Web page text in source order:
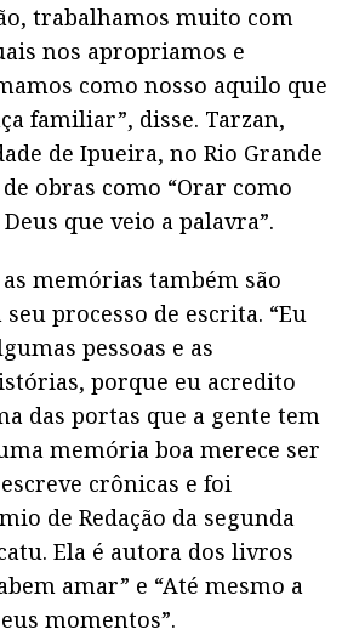
trabalhamos muito com
nos apropriamos e
como nosso aquilo que
familiar”, disse. Tarzan,
de Ipueira, no Rio Grande
obras como “Orar como
Deus que veio a palavra”.
memórias também são
processo de escrita. “Eu
pessoas e as
porque eu acredito
das portas que a gente tem
memória boa merece ser
crônicas e foi
de Redação da segunda
Ela é autora dos livros
amar” e “Até mesmo a
momentos”.